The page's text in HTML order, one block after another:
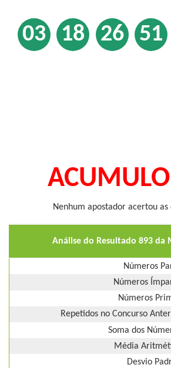
03 18 26 51
Nenhum apostador acertou as
Análise do Resultado 893 da
Números
Números
Números
Repetidos no Concurso
Soma dos
Média
Desvio